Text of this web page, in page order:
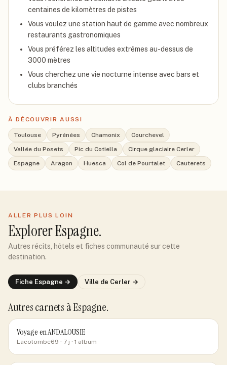
centaines de kilomètres de pistes
Vous voulez une station haut de gamme avec nombreux
restaurants gastronomiques
Vous préférez les altitudes extrêmes au-dessus de
3000 mètres
Vous cherchez une vie nocturne intense avec bars et
clubs branchés
À DÉCOUVRIR AUSSI
Toulouse Pyrénées Chamonix
Courchevel
Vallée du Posets
Pic du Cotiella
Cirque glaciaire Cerler
Espagne
Aragon Huesca Col de Pourtalet Cauterets
ALLER PLUS LOIN
ExplorerEspagne.
Autres récits, hôtels et fiches communauté sur cette
destination.
Fiche Espagne → Ville de Cerler →
Autres carnets à Espagne.
Voyage en ANDALOUSIE
Lacolombe69 · 7 j · 1 album